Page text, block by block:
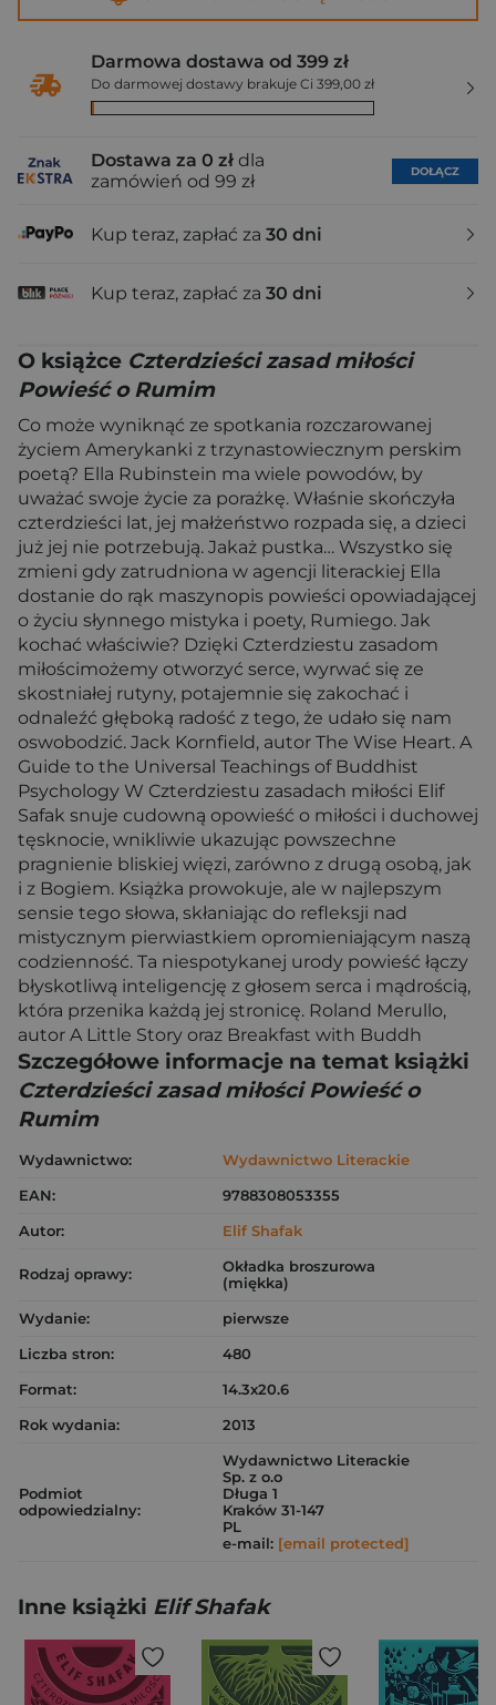
Darmowa dostawa od 399 zł
Do darmowej dostawy brakuje Ci 399,00 zł
Dostawa za 0 zł dla
zamówień od 99 zł
DOŁĄCZ
Kup teraz, zapłać za 30 dni
Kup teraz, zapłać za 30 dni
O książce Czterdzieści zasad miłości
Powieść o Rumim
Co może wyniknąć ze spotkania rozczarowanej
życiem Amerykanki z trzynastowiecznym perskim
poetą? Ella Rubinstein ma wiele powodów, by
uważać swoje życie za porażkę. Właśnie skończyła
czterdzieści lat, jej małżeństwo rozpada się, a dzieci
już jej nie potrzebują. Jakaż pustka… Wszystko się
zmieni gdy zatrudniona w agencji literackiej Ella
dostanie do rąk maszynopis powieści opowiadającej
o życiu słynnego mistyka i poety, Rumiego. Jak
kochać właściwie? Dzięki Czterdziestu zasadom
miłościmożemy otworzyć serce, wyrwać się ze
skostniałej rutyny, potajemnie się zakochać i
odnaleźć głęboką radość z tego, że udało się nam
oswobodzić. Jack Kornfield, autor The Wise Heart. A
Guide to the Universal Teachings of Buddhist
Psychology W Czterdziestu zasadach miłości Elif
Safak snuje cudowną opowieść o miłości i duchowej
tęsknocie, wnikliwie ukazując powszechne
pragnienie bliskiej więzi, zarówno z drugą osobą, jak
i z Bogiem. Książka prowokuje, ale w najlepszym
sensie tego słowa, skłaniając do refleksji nad
mistycznym pierwiastkiem opromieniającym naszą
codzienność. Ta niespotykanej urody powieść łączy
błyskotliwą inteligencję z głosem serca i mądrością,
która przenika każdą jej stronicę. Roland Merullo,
autor A Little Story oraz Breakfast with Buddh
Szczegółowe informacje na temat książki
Czterdzieści zasad miłości Powieść o
Rumim
Wydawnictwo:
Wydawnictwo Literackie
EAN:
9788308053355
Autor:
Elif Shafak
Rodzaj oprawy:
Okładka broszurowa
(miękka)
Wydanie:
pierwsze
Liczba stron:
480
Format:
14.3x20.6
Rok wydania:
2013
Podmiot
odpowiedzialny:
Wydawnictwo Literackie
Sp. z o.o
Długa 1
Kraków 31-147
PL
e-mail: [email protected]
Inne książki Elif Shafak